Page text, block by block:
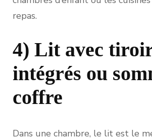
repas.
4) Lit avec
intégrés ou
coffre
Dans une chambre, le lit est le